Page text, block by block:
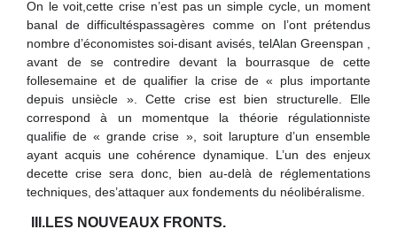
On le voit,cette crise n’est pas un simple cycle, un moment
banal de difficultéspassagères comme on l’ont prétendus
nombre d’économistes soi-disant avisés, telAlan Greenspan ,
avant de se contredire devant la bourrasque de cette
follesemaine et de qualifier la crise de « plus importante
depuis unsiècle ». Cette crise est bien structurelle. Elle
correspond à un momentque la théorie régulationniste
qualifie de « grande crise », soit larupture d’un ensemble
ayant acquis une cohérence dynamique. L’un des enjeux
decette crise sera donc, bien au-delà de réglementations
techniques, des’attaquer aux fondements du néolibéralisme.
III.LES NOUVEAUX FRONTS.